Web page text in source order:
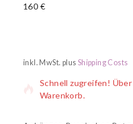
160 €
inkl. MwSt. plus Shipping Costs
12 Produkte wurden in
Schnell zugreifen!
Warenkorb.